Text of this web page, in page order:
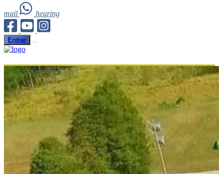
mail hearing
Entrar